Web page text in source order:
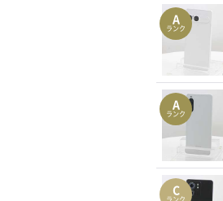
A
ランク
A
ランク
C